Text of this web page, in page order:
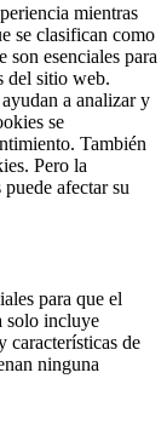
mientras
se clasifican como
son esenciales para
del sitio web.
a analizar y
se
También
Pero la
afectar su
para que el
solo incluye
características de
ninguna